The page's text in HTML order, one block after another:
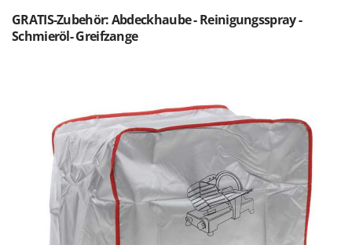
Palumbo Pavi
Pramac
Prismafood
R.G.V.
Rato
Reber
GRATIS-Zubehör: Abdeckhaube - Reinigungsspray -
Schmieröl- Greifzange